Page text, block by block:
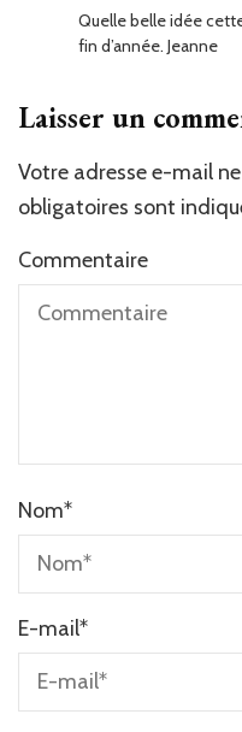
Quelle belle idée
fin d’année. Jeanne
Laisser un
Votre adresse e-mail
obligatoires sont
Commentaire
Nom*
E-mail*